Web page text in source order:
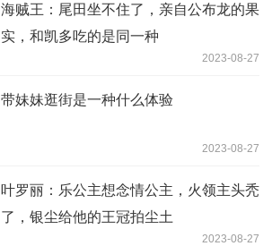
海贼王：尾田坐不住了，亲自公布龙的果
实，和凯多吃的是同一种
2023-08-27
带妹妹逛街是一种什么体验
2023-08-27
叶罗丽：乐公主想念情公主，火领主头秃
了，银尘给他的王冠拍尘土
2023-08-27